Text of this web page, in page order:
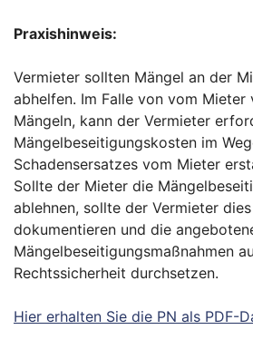
Praxishinweis:
Vermieter sollten Mängel an der
abhelfen. Im Falle von vom Mieter
Mängeln, kann der Vermieter
Mängelbeseitigungskosten im
Schadensersatzes vom Mieter
Sollte der Mieter die
ablehnen, sollte der Vermieter
dokumentieren und die
Mängelbeseitigungsmaßnahmen
Rechtssicherheit durchsetzen.
Hier erhalten Sie die PN als PDF-